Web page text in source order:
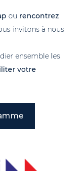
ou rencontrez
invitons à nous
ensemble les
votre